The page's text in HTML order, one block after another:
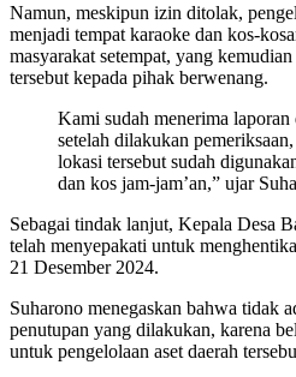
Namun, meskipun izin ditolak,
menjadi tempat karaoke dan kos-
masyarakat setempat, yang
tersebut kepada pihak berwenang.
Kami sudah menerima laporan
setelah dilakukan
lokasi tersebut sudah
dan kos jam-jam’an,” ujar
Sebagai tindak lanjut, Kepala Desa
telah menyepakati untuk
21 Desember 2024.
Suharono menegaskan bahwa tidak
penutupan yang dilakukan, karena
untuk pengelolaan aset daerah